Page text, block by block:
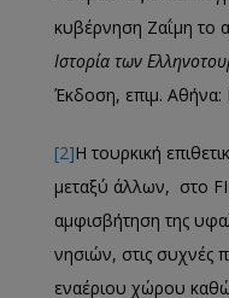
κυβέρνηση Ζαΐμη το
Ιστορία των
Έκδοση, επιμ. Αθήνα:
[2]Η τουρκική
μεταξύ άλλων, στο
αμφισβήτηση της
νησιών, στις συχνές
εναέριου χώρου